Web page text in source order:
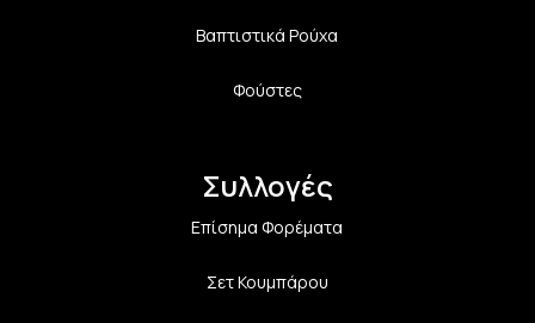
Βαπτιστικά Ρούχα
Φούστες
Συλλογές
Επίσημα Φορέματα
Σετ Κουμπάρου